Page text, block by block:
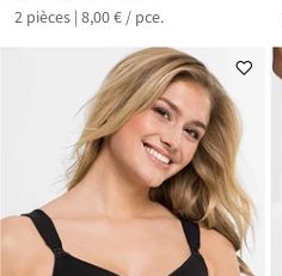
nouveau
prix
à
2 pièces | 8,00 € / pce.